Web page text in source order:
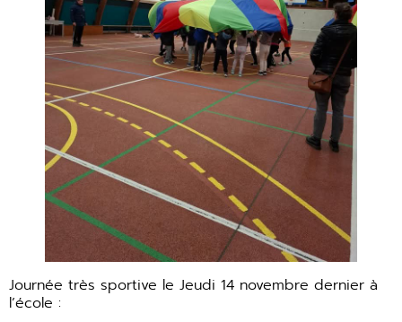
Journée très sportive le Jeudi 14 novembre dernier à
l’école :